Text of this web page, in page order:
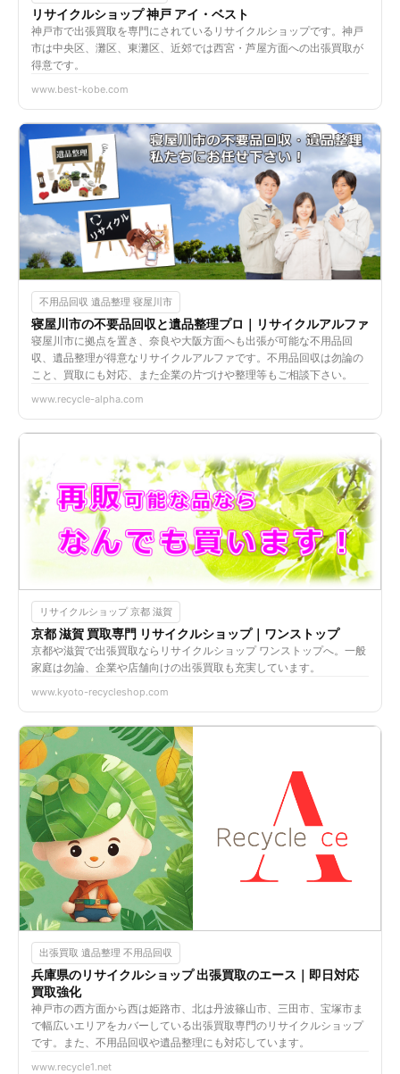
リサイクルショップ 神戸 アイ・ベスト
神戸市で出張買取を専門にされているリサイクルショップです。神戸
市は中央区、灘区、東灘区、近郊では西宮・芦屋方面への出張買取が
得意です。
www.best-kobe.com
不用品回収 遺品整理 寝屋川市
寝屋川市の不要品回収と遺品整理プロ｜リサイクルアルファ
寝屋川市に拠点を置き、奈良や大阪方面へも出張が可能な不用品回
収、遺品整理が得意なリサイクルアルファです。不用品回収は勿論の
こと、買取にも対応、また企業の片づけや整理等もご相談下さい。
www.recycle-alpha.com
リサイクルショップ 京都 滋賀
京都 滋賀 買取専門 リサイクルショップ｜ワンストップ
京都や滋賀で出張買取ならリサイクルショップ ワンストップへ。一般
家庭は勿論、企業や店舗向けの出張買取も充実しています。
www.kyoto-recycleshop.com
出張買取 遺品整理 不用品回収
兵庫県のリサイクルショップ 出張買取のエース｜即日対応
買取強化
神戸市の西方面から西は姫路市、北は丹波篠山市、三田市、宝塚市ま
で幅広いエリアをカバーしている出張買取専門のリサイクルショップ
です。また、不用品回収や遺品整理にも対応しています。
www.recycle1.net